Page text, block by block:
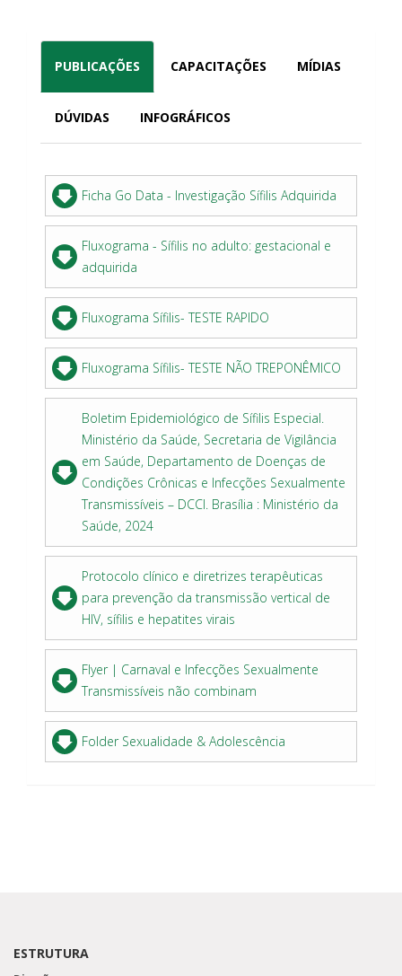
PUBLICAÇÕES CAPACITAÇÕES MÍDIAS
DÚVIDAS INFOGRÁFICOS
Ficha Go Data - Investigação Sífilis Adquirida
Fluxograma - Sífilis no adulto: gestacional e
adquirida
Fluxograma Sífilis- TESTE RAPIDO
Fluxograma Sífilis- TESTE NÃO TREPONÊMICO
Boletim Epidemiológico de Sífilis Especial.
Ministério da Saúde, Secretaria de Vigilância
em Saúde, Departamento de Doenças de
Condições Crônicas e Infecções Sexualmente
Transmissíveis – DCCI. Brasília : Ministério da
Saúde, 2024
Protocolo clínico e diretrizes terapêuticas
para prevenção da transmissão vertical de
HIV, sífilis e hepatites virais
Flyer | Carnaval e Infecções Sexualmente
Transmissíveis não combinam
Folder Sexualidade & Adolescência
ESTRUTURA